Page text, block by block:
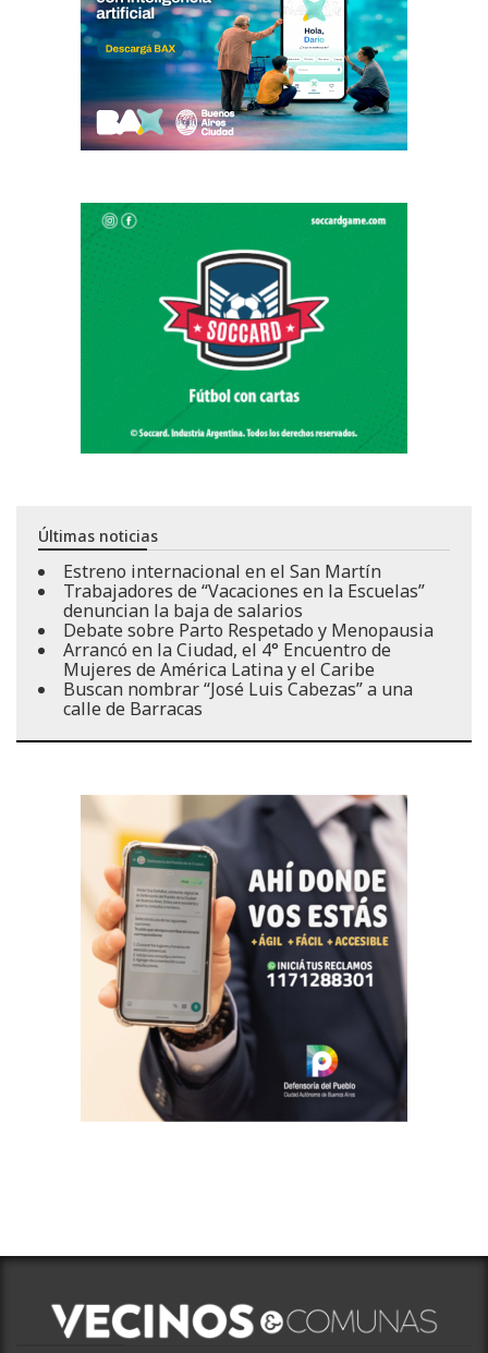
Últimas noticias
Estreno internacional en el San Martín
Trabajadores de “Vacaciones en la Escuelas”
denuncian la baja de salarios
Debate sobre Parto Respetado y Menopausia
Arrancó en la Ciudad, el 4° Encuentro de
Mujeres de América Latina y el Caribe
Buscan nombrar “José Luis Cabezas” a una
calle de Barracas